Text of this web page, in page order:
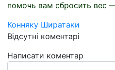
помочь вам сбросить вес
Конняку Ширатаки
Відсутні коментарі
Написати коментар